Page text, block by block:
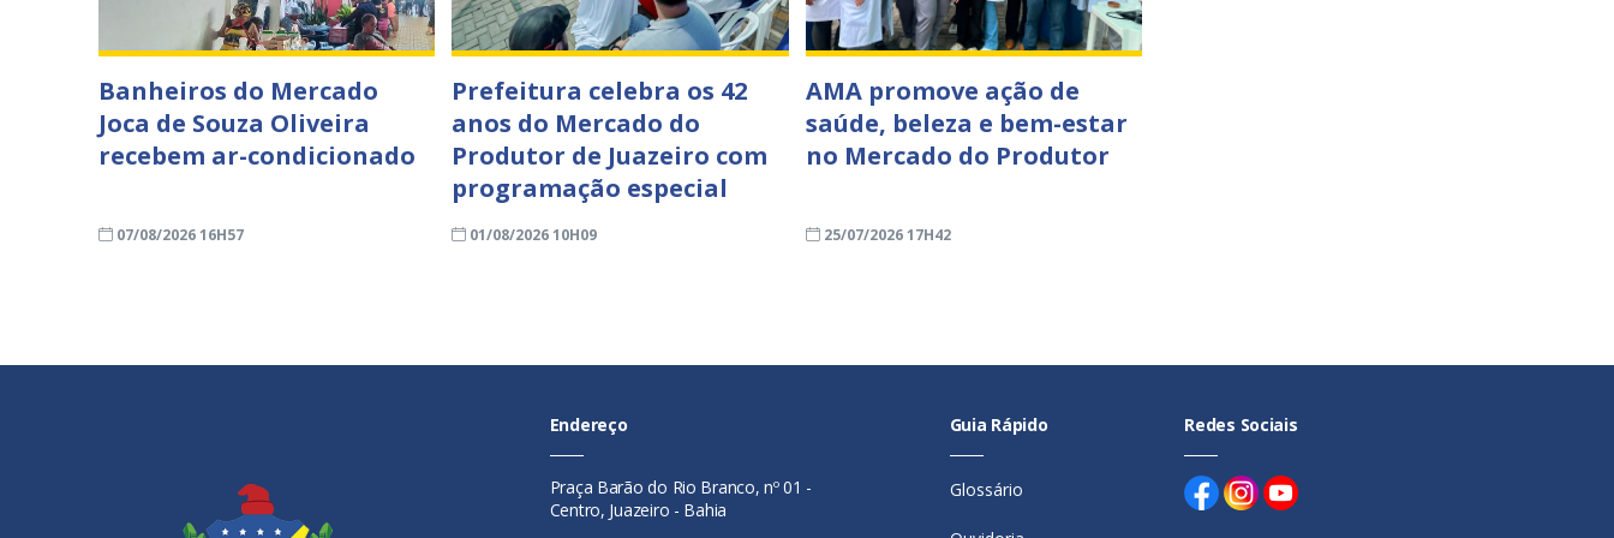
Banheiros do Mercado
Joca de Souza Oliveira
recebem ar-condicionado
07/08/2026 16H57
Prefeitura celebra os 42
anos do Mercado do
Produtor de Juazeiro com
programação especial
01/08/2026 10H09
AMA promove ação de
saúde, beleza e bem-estar
no Mercado do Produtor
25/07/2026 17H42
Endereço
Praça Barão do Rio Branco, nº 01 -
Centro, Juazeiro - Bahia
Guia Rápido
Glossário
Redes Sociais